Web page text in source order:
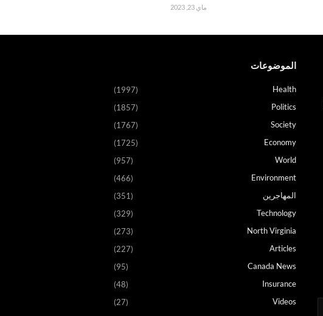
ماي 23, 2023
الموضوعات
Health
(1997)
Politics
(1857)
Society
(1767)
Economy
(1725)
World
(957)
Environment
(466)
المهاجرين
(351)
Technology
(329)
North Virginia
(273)
Articles
(227)
Canada News
(95)
Insurance
(48)
Videos
(27)